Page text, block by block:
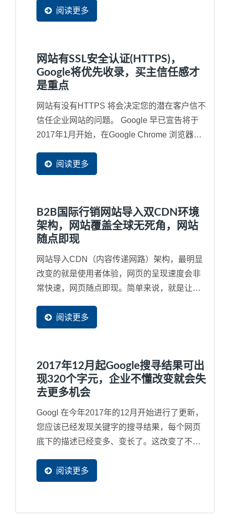
阅读更多
网站有SSL安全认证(HTTPS)，
Google将优先收录，买主信任感才
是重点
网站有没有HTTPS 将会决定您的潜在客户信不
信任企业网站的问题。 Google 早已宣告将于
2017年1月开始，在Google Chrome 浏览器第
阅读更多
B2B国际行销网站导入双CDN环境
架构，网站覆盖全球无死角，网站
随点即现
网站导入CDN（内容传递网路）架构，最明显
改变的就是使用者体验，网页的呈现速度会非
常快速，网页随点即现。简单来说，就是让您
服务每一位潜在买主可以就近取材，立即看到
完整网页内容，加速商机的传递速度。网站导
阅读更多
2017年12月起Google搜寻结果可出
现320个字元，企业不懂改变就会失
去更多机会
Googl 在今年2017年的12月开始进行了更新，
您应该已经发现关键字的搜寻结果，每个网页
底下的描述已经变多、变长了。这改变了不少
容不足的网页将会失去更多潜在客户流量，因
此，如果网站内容的SEO...
阅读更多